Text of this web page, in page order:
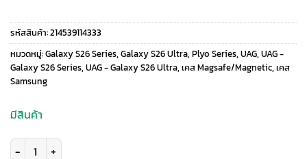
price
was:
price
is:
รหัสสินค้า:214539114333
หมวดหมู่:Galaxy S26 Series, Galaxy S26 Ultra, Plyo Series, UAG, UAG -
Galaxy S26 Series, UAG - Galaxy S26 Ultra, เคส Magsafe/Magnetic, เคส
Samsung
มีสินค้า
จำนวน UAG รุ่น Plyo Pro - เคส Galaxy S26 Ultra - สี Ice/Silver ชิ้น